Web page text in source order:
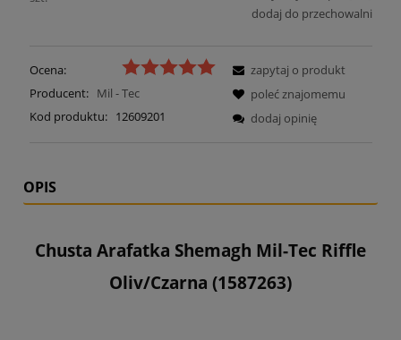
dodaj do przechowalni
Ocena:
Producent: Mil - Tec
Kod produktu: 12609201
zapytaj o produkt
poleć znajomemu
dodaj opinię
OPIS
Chusta Arafatka Shemagh Mil-Tec Riffle
Oliv/Czarna (1587263)